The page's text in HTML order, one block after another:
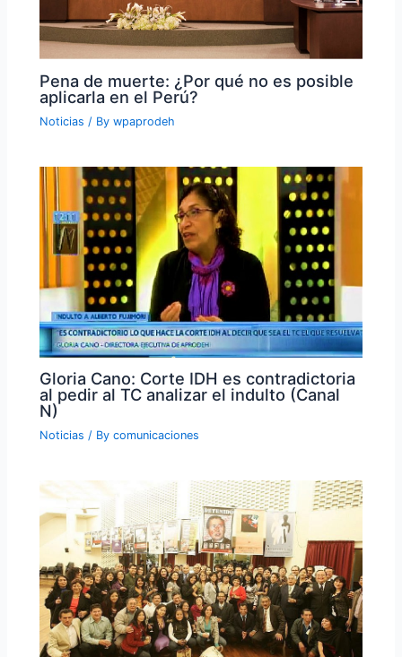
Pena de muerte: ¿Por qué no es posible
aplicarla en el Perú?
Noticias / Bywpaprodeh
Gloria Cano: Corte IDH es contradictoria
al pedir al TC analizar el indulto (Canal
N)
Noticias / Bycomunicaciones